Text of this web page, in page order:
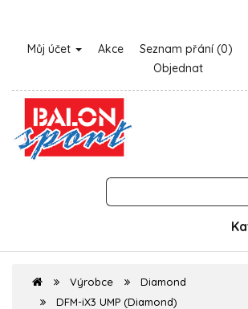
Můj účet Akce Seznam přání (0)
Objednat
Výrobce
Diamond
DFM-iX3 UMP (Diamond)